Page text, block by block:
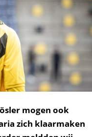
mogen ook
zich klaarmaken